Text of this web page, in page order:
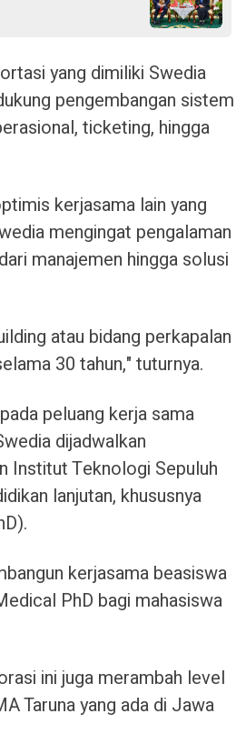
yang dimiliki Swedia
pengembangan sistem
ticketing, hingga
kerjasama lain yang
mengingat pengalaman
manajemen hingga solusi
atau bidang perkapalan
30 tahun," tuturnya.
peluang kerja sama
dijadwalkan
Institut Teknologi Sepuluh
lanjutan, khususnya
kerjasama beasiswa
PhD bagi mahasiswa
ini juga merambah level
Taruna yang ada di Jawa